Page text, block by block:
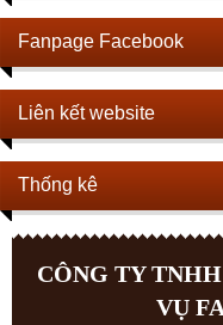
Fanpage Facebook
Liên kết website
Thống kê
CÔNG TY
VỤ